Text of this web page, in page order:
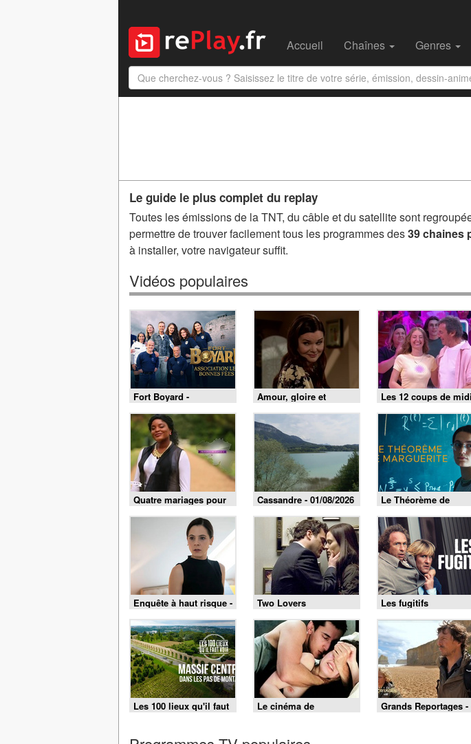
Accueil Chaînes Genres
Le guide le plus complet du replay
Toutes les émissions de la TNT, du câble et du satellite sont
permettre de trouver facilement tous les programmes des39 chaines
à installer, votre navigateur suffit.
Vidéos populaires
Fort Boyard -
01/08/2026
Amour, gloire et
beauté du 4 août 2026
Les 12 coups de midi
du 1 août 2026
Quatre mariages pour
une lune de miel - 4
mariages pour 1 lune
de miel du 3 août 2026
- Merveille et François
Cassandre - 01/08/2026 Le Théorème de
Marguerite
Enquête à haut risque -
02/08/2026
Two Lovers Les fugitifs
Les 100 lieux qu'il faut
voir - 02/08/2026
Le cinéma de
Catherine Breillat - Sex
Grands Reportages -
Voyages en famille :